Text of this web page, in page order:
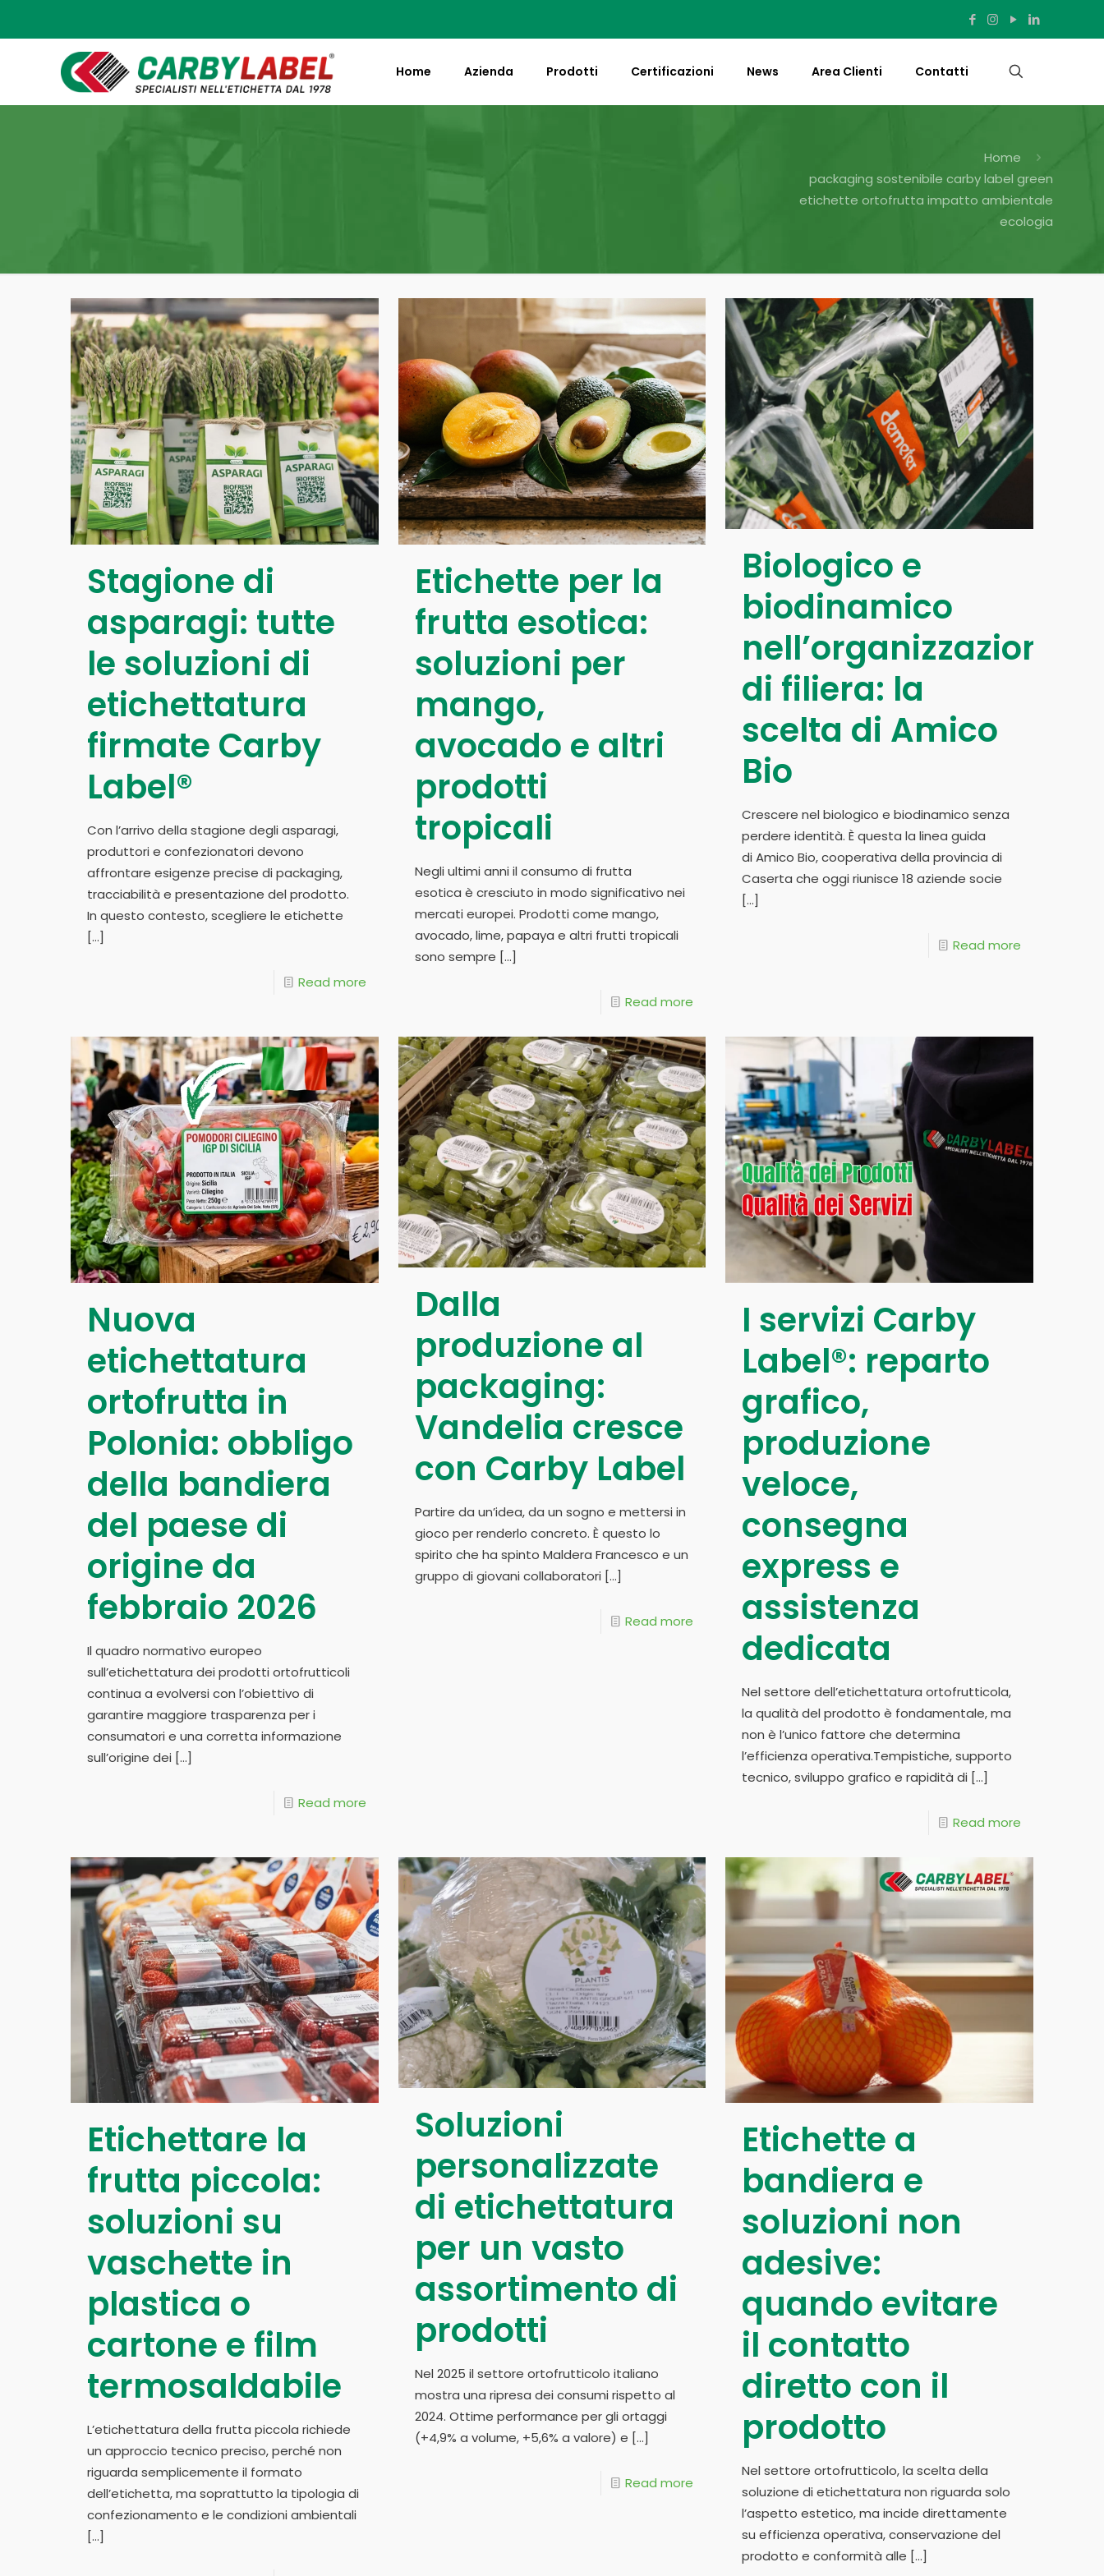
Home Azienda Prodotti Certificazioni News Area Clienti Contatti
Home
packaging sostenibile carby label green
etichette ortofrutta impatto ambientale
ecologia
Stagione di
asparagi: tutte
le soluzioni di
etichettatura
firmate Carby
Label®
Con l’arrivo della stagione degli asparagi,
produttori e confezionatori devono
affrontare esigenze precise di packaging,
tracciabilità e presentazione del prodotto.
In questo contesto, scegliere le etichette
[…]
Read more
Etichette per la
frutta esotica:
soluzioni per
mango,
avocado e altri
prodotti
tropicali
Negli ultimi anni il consumo di frutta
esotica è cresciuto in modo significativo nei
mercati europei. Prodotti come mango,
avocado, lime, papaya e altri frutti tropicali
sono sempre […]
Read more
Biologico e
biodinamico
nell’organizzazione
di filiera: la
scelta di Amico
Bio
Crescere nel biologico e biodinamico senza
perdere identità. È questa la linea guida
di Amico Bio, cooperativa della provincia di
Caserta che oggi riunisce 18 aziende socie
[…]
Read more
Nuova
etichettatura
ortofrutta in
Polonia: obbligo
della bandiera
del paese di
origine da
febbraio 2026
Il quadro normativo europeo
sull’etichettatura dei prodotti ortofrutticoli
continua a evolversi con l’obiettivo di
garantire maggiore trasparenza per i
consumatori e una corretta informazione
sull’origine dei […]
Read more
Dalla
produzione al
packaging:
Vandelia cresce
con Carby Label
Partire da un’idea, da un sogno e mettersi in
gioco per renderlo concreto. È questo lo
spirito che ha spinto Maldera Francesco e un
gruppo di giovani collaboratori […]
Read more
I servizi Carby
Label®: reparto
grafico,
produzione
veloce,
consegna
express e
assistenza
dedicata
Nel settore dell’etichettatura ortofrutticola,
la qualità del prodotto è fondamentale, ma
non è l’unico fattore che determina
l’efficienza operativa.Tempistiche, supporto
tecnico, sviluppo grafico e rapidità di […]
Read more
Etichettare la
frutta piccola:
soluzioni su
vaschette in
plastica o
cartone e film
termosaldabile
L’etichettatura della frutta piccola richiede
un approccio tecnico preciso, perché non
riguarda semplicemente il formato
dell’etichetta, ma soprattutto la tipologia di
confezionamento e le condizioni ambientali
[…]
Soluzioni
personalizzate
di etichettatura
per un vasto
assortimento di
prodotti
Nel 2025 il settore ortofrutticolo italiano
mostra una ripresa dei consumi rispetto al
2024. Ottime performance per gli ortaggi
(+4,9% a volume, +5,6% a valore) e […]
Read more
Etichette a
bandiera e
soluzioni non
adesive:
quando evitare
il contatto
diretto con il
prodotto
Nel settore ortofrutticolo, la scelta della
soluzione di etichettatura non riguarda solo
l’aspetto estetico, ma incide direttamente
su efficienza operativa, conservazione del
prodotto e conformità alle […]